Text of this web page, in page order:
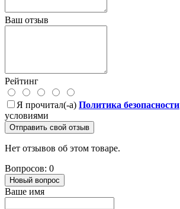
Ваш отзыв
Рейтинг
Я прочитал(-а) Политика безопасности
условиями
Отправить свой отзыв
Нет отзывов об этом товаре.
Вопросов: 0
Новый вопрос
Ваше имя